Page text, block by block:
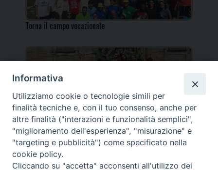
Torna il campo vocazionale
Torna il Campo Missionario Diocesano
_____________________________________________________
Informativa
Utilizziamo cookie o tecnologie simili per
finalità tecniche e, con il tuo consenso, anche per
altre finalità ("interazioni e funzionalità semplici",
"miglioramento dell'esperienza", "misurazione" e
"targeting e pubblicità") come specificato nella
cookie policy.
Cliccando su "accetta" acconsenti all'utilizzo dei